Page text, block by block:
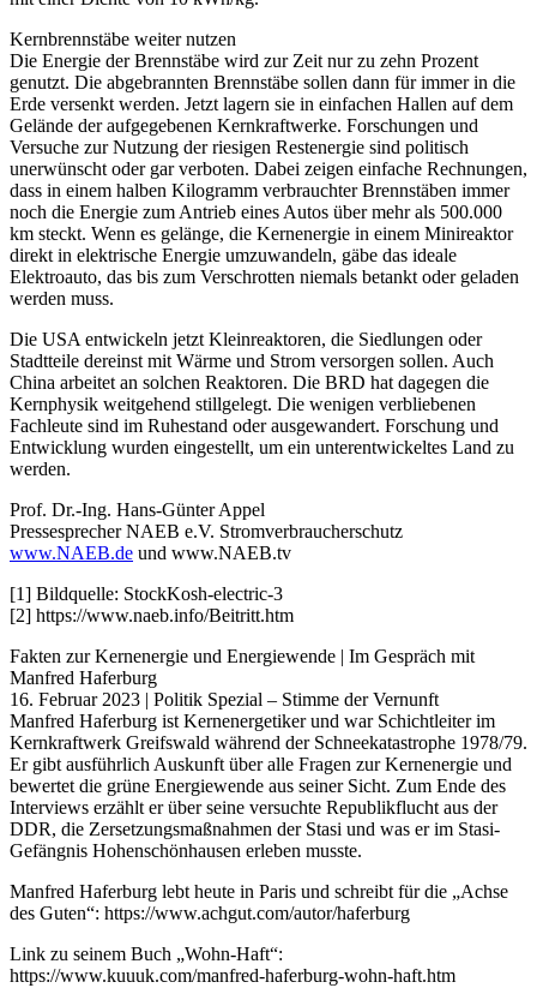
Kernbrennstäbe weiter nutzen
Die Energie der Brennstäbe wird zur Zeit nur zu zehn Prozent
genutzt. Die abgebrannten Brennstäbe sollen dann für immer in die
Erde versenkt werden. Jetzt lagern sie in einfachen Hallen auf dem
Gelände der aufgegebenen Kernkraftwerke. Forschungen und
Versuche zur Nutzung der riesigen Restenergie sind politisch
unerwünscht oder gar verboten. Dabei zeigen einfache Rechnungen,
dass in einem halben Kilogramm verbrauchter Brennstäben immer
noch die Energie zum Antrieb eines Autos über mehr als 500.000
km steckt. Wenn es gelänge, die Kernenergie in einem Minireaktor
direkt in elektrische Energie umzuwandeln, gäbe das ideale
Elektroauto, das bis zum Verschrotten niemals betankt oder geladen
werden muss.
Die USA entwickeln jetzt Kleinreaktoren, die Siedlungen oder
Stadtteile dereinst mit Wärme und Strom versorgen sollen. Auch
China arbeitet an solchen Reaktoren. Die BRD hat dagegen die
Kernphysik weitgehend stillgelegt. Die wenigen verbliebenen
Fachleute sind im Ruhestand oder ausgewandert. Forschung und
Entwicklung wurden eingestellt, um ein unterentwickeltes Land zu
werden.
Prof. Dr.-Ing. Hans-Günter Appel
Pressesprecher NAEB e.V. Stromverbraucherschutz
www.NAEB.de und www.NAEB.tv
[1] Bildquelle: StockKosh-electric-3
[2] https://www.naeb.info/Beitritt.htm
Fakten zur Kernenergie und Energiewende | Im Gespräch mit
Manfred Haferburg
16. Februar 2023 | Politik Spezial – Stimme der Vernunft
Manfred Haferburg ist Kernenergetiker und war Schichtleiter im
Kernkraftwerk Greifswald während der Schneekatastrophe 1978/79.
Er gibt ausführlich Auskunft über alle Fragen zur Kernenergie und
bewertet die grüne Energiewende aus seiner Sicht. Zum Ende des
Interviews erzählt er über seine versuchte Republikflucht aus der
DDR, die Zersetzungsmaßnahmen der Stasi und was er im Stasi-
Gefängnis Hohenschönhausen erleben musste.
Manfred Haferburg lebt heute in Paris und schreibt für die „Achse
des Guten“: https://www.achgut.com/autor/haferburg
Link zu seinem Buch „Wohn-Haft“:
https://www.kuuuk.com/manfred-haferburg-wohn-haft.htm